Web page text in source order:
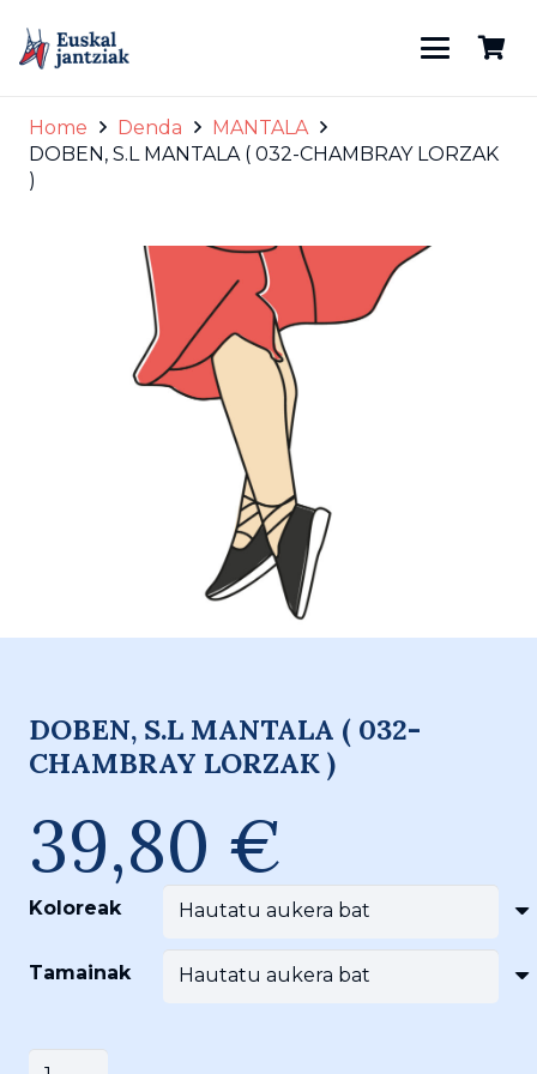
Home Denda
MANTALA
DOBEN, S.L MANTALA ( 032-CHAMBRAY LORZAK
)
DOBEN, S.L MANTALA ( 032-
CHAMBRAY LORZAK )
39,80 €
Koloreak
Tamainak